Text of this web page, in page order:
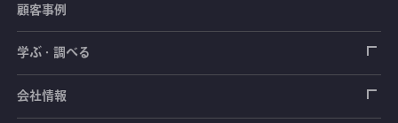
センサ（変換器）
ロードセル
加速度センサ
土木建築用センサ
荷重計
自動車用センサ
顧客事例
学ぶ・調べる
ひずみゲージ
会社情報